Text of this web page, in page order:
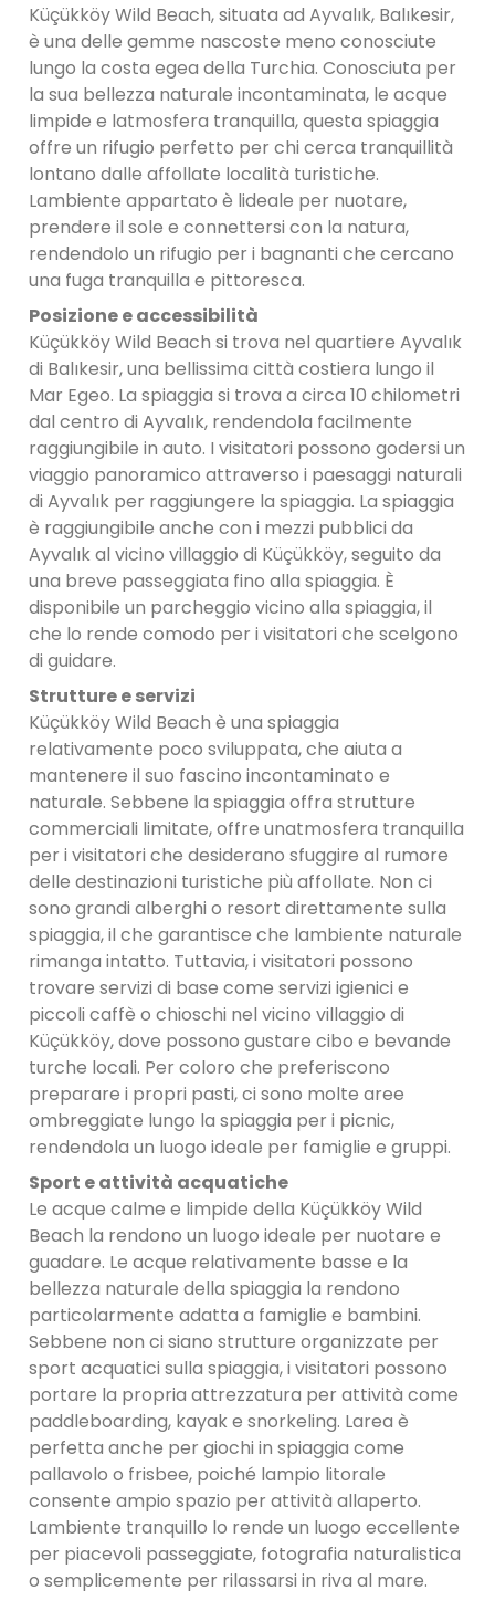
Küçükköy Wild Beach, situata ad Ayvalık, Balıkesir,
è una delle gemme nascoste meno conosciute
lungo la costa egea della Turchia. Conosciuta per
la sua bellezza naturale incontaminata, le acque
limpide e latmosfera tranquilla, questa spiaggia
offre un rifugio perfetto per chi cerca tranquillità
lontano dalle affollate località turistiche.
Lambiente appartato è lideale per nuotare,
prendere il sole e connettersi con la natura,
rendendolo un rifugio per i bagnanti che cercano
una fuga tranquilla e pittoresca.
Posizione e accessibilità
Küçükköy Wild Beach si trova nel quartiere Ayvalık
di Balıkesir, una bellissima città costiera lungo il
Mar Egeo. La spiaggia si trova a circa 10 chilometri
dal centro di Ayvalık, rendendola facilmente
raggiungibile in auto. I visitatori possono godersi un
viaggio panoramico attraverso i paesaggi naturali
di Ayvalık per raggiungere la spiaggia. La spiaggia
è raggiungibile anche con i mezzi pubblici da
Ayvalık al vicino villaggio di Küçükköy, seguito da
una breve passeggiata fino alla spiaggia. È
disponibile un parcheggio vicino alla spiaggia, il
che lo rende comodo per i visitatori che scelgono
di guidare.
Strutture e servizi
Küçükköy Wild Beach è una spiaggia
relativamente poco sviluppata, che aiuta a
mantenere il suo fascino incontaminato e
naturale. Sebbene la spiaggia offra strutture
commerciali limitate, offre unatmosfera tranquilla
per i visitatori che desiderano sfuggire al rumore
delle destinazioni turistiche più affollate. Non ci
sono grandi alberghi o resort direttamente sulla
spiaggia, il che garantisce che lambiente naturale
rimanga intatto. Tuttavia, i visitatori possono
trovare servizi di base come servizi igienici e
piccoli caffè o chioschi nel vicino villaggio di
Küçükköy, dove possono gustare cibo e bevande
turche locali. Per coloro che preferiscono
preparare i propri pasti, ci sono molte aree
ombreggiate lungo la spiaggia per i picnic,
rendendola un luogo ideale per famiglie e gruppi.
Sport e attività acquatiche
Le acque calme e limpide della Küçükköy Wild
Beach la rendono un luogo ideale per nuotare e
guadare. Le acque relativamente basse e la
bellezza naturale della spiaggia la rendono
particolarmente adatta a famiglie e bambini.
Sebbene non ci siano strutture organizzate per
sport acquatici sulla spiaggia, i visitatori possono
portare la propria attrezzatura per attività come
paddleboarding, kayak e snorkeling. Larea è
perfetta anche per giochi in spiaggia come
pallavolo o frisbee, poiché lampio litorale
consente ampio spazio per attività allaperto.
Lambiente tranquillo lo rende un luogo eccellente
per piacevoli passeggiate, fotografia naturalistica
o semplicemente per rilassarsi in riva al mare.